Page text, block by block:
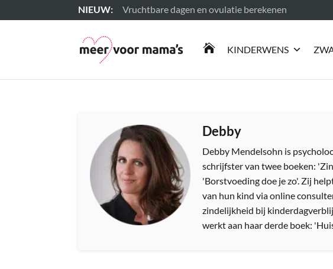
Vruchtbare dagen en ovulatie berekenen
Lees meer
 KINDERWENS
Debby
Debby Mendelsohn is
schrijfster van twee boeken:
'Borstvoeding doe je zo'. Zij
van hun kind via online
zindelijkheid bij
werkt aan haar derde boek: